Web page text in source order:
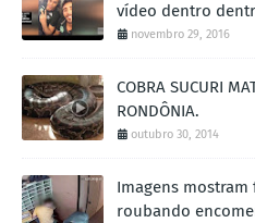
vídeo dentro
novembro 29, 2016
COBRA SUCURI
RONDÔNIA.
outubro 30, 2014
Imagens
roubando